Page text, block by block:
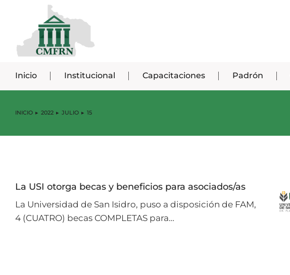
Inicio Institucional Capacitaciones Padrón
Estás aquí:
INICIO 2022 JULIO 15
La USI otorga becas y beneficios para asociados/as
La Universidad de San Isidro, puso a disposición de FAM,
4 (CUATRO) becas COMPLETAS para…